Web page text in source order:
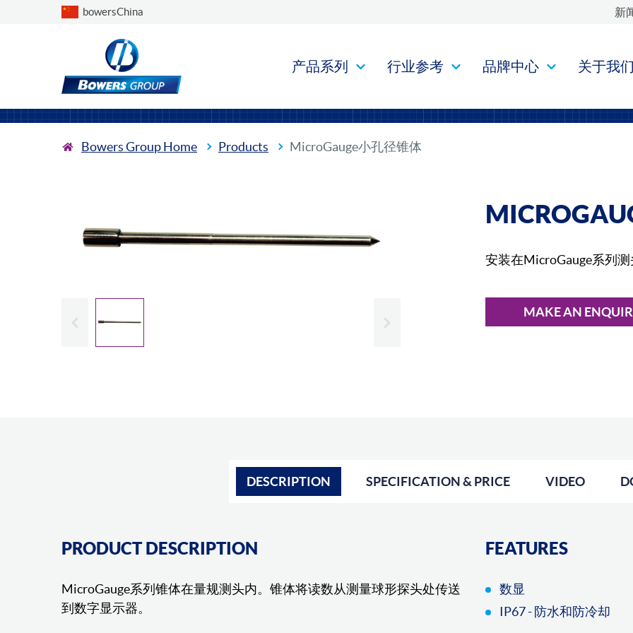
Choose a country
bowersChina 新
产品系列 行业参考 品牌中心 关于我们
Bowers Group Home Products MicroGauge小孔径锥体
Slide next
安装在MicroGauge系列
MAKE AN
DESCRIPTION SPECIFICATION & PRICE VIDEO
PRODUCT DESCRIPTION
MicroGauge系列锥体在量规测头内。锥体将读数从测量球形探头处传送
到数字显示器。
FEATURES
数显
IP67 - 防水和防冷却